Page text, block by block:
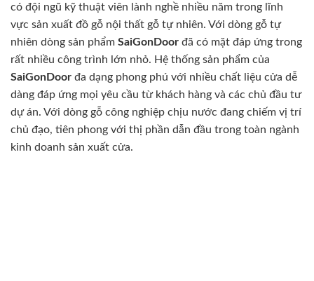
có đội ngũ kỹ thuật viên lành nghề nhiều năm trong lĩnh
vực sản xuất đồ gỗ nội thất gỗ tự nhiên. Với dòng gỗ tự
nhiên dòng sản phẩm SaiGonDoor đã có mặt đáp ứng trong
rất nhiều công trình lớn nhỏ. Hệ thống sản phẩm của
SaiGonDoor đa dạng phong phú với nhiều chất liệu cửa dễ
dàng đáp ứng mọi yêu cầu từ khách hàng và các chủ đầu tư
dự án. Với dòng gỗ công nghiệp chịu nước đang chiếm vị trí
chủ đạo, tiên phong với thị phần dẫn đầu trong toàn ngành
kinh doanh sản xuất cửa.